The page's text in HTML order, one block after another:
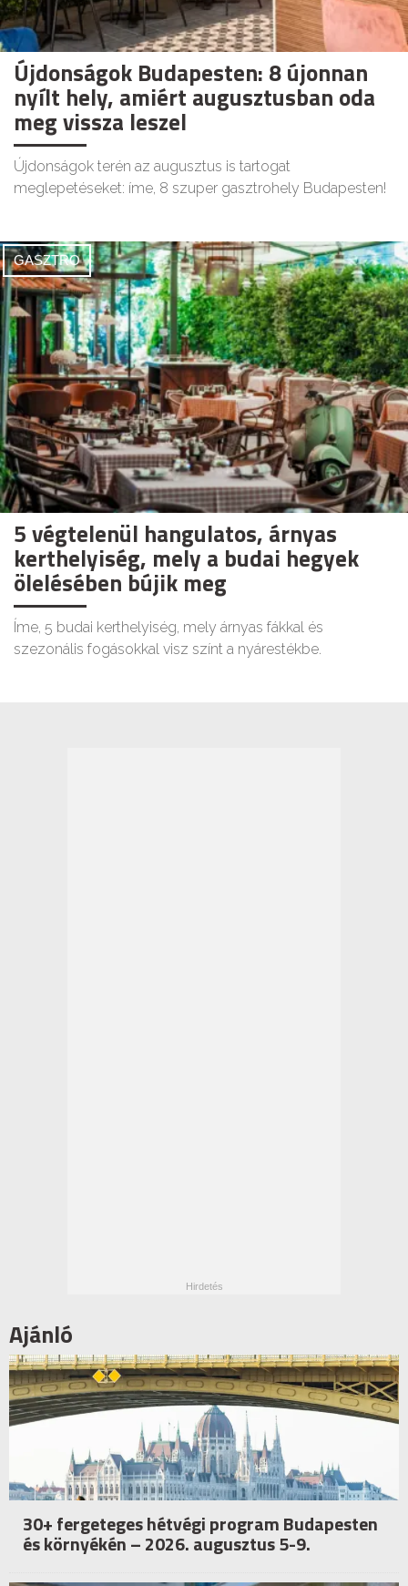
Újdonságok Budapesten: 8 újonnan
nyílt hely, amiért augusztusban oda
meg vissza leszel
Újdonságok terén az augusztus is tartogat
meglepetéseket: íme, 8 szuper gasztrohely Budapesten!
GASZTRO
5 végtelenül hangulatos, árnyas
kerthelyiség, mely a budai hegyek
ölelésében bújik meg
Íme, 5 budai kerthelyiség, mely árnyas fákkal és
szezonális fogásokkal visz színt a nyárestékbe.
Ajánló
30+ fergeteges hétvégi program Budapesten
és környékén – 2026. augusztus 5-9.